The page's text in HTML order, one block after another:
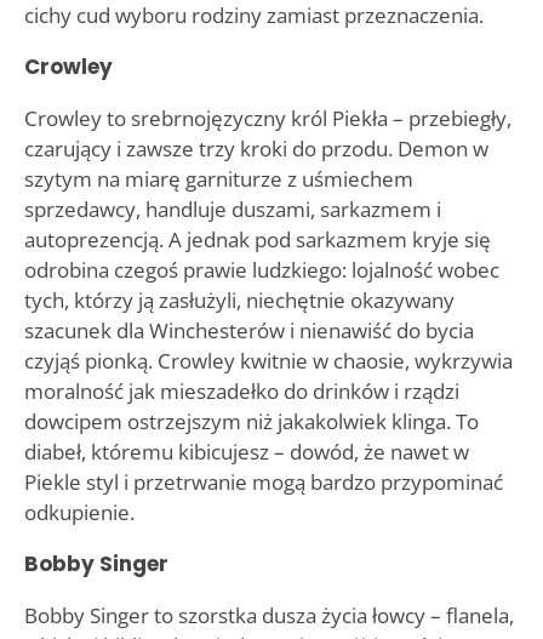
cichy cud wyboru rodziny zamiast przeznaczenia.
Crowley
Crowley to srebrnojęzyczny król Piekła – przebiegły,
czarujący i zawsze trzy kroki do przodu. Demon w
szytym na miarę garniturze z uśmiechem
sprzedawcy, handluje duszami, sarkazmem i
autoprezencją. A jednak pod sarkazmem kryje się
odrobina czegoś prawie ludzkiego: lojalność wobec
tych, którzy ją zasłużyli, niechętnie okazywany
szacunek dla Winchesterów i nienawiść do bycia
czyjąś pionką. Crowley kwitnie w chaosie, wykrzywia
moralność jak mieszadełko do drinków i rządzi
dowcipem ostrzejszym niż jakakolwiek klinga. To
diabeł, któremu kibicujesz – dowód, że nawet w
Piekle styl i przetrwanie mogą bardzo przypominać
odkupienie.
Bobby Singer
Bobby Singer to szorstka dusza życia łowcy – flanela,